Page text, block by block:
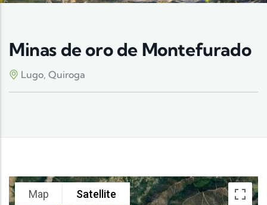
Minas de oro de Montefurado
Lugo, Quiroga
Map Satellite